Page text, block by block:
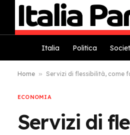
Italia Politica
Home » Servizi di flessibilità, come
ECONOMIA
Servizi di